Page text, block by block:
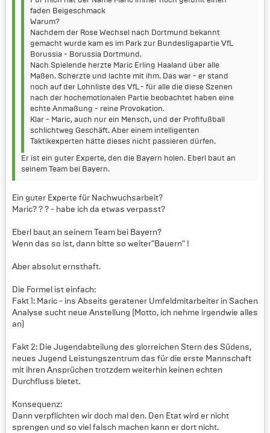
faden Beigeschmack
Warum?
Nachdem der Rose Wechsel nach Dortmund bekannt
gemacht wurde kam es im Park zur Bundesligapartie VfL
Borussia - Borussia Dortmund.
Nach Spielende herzte Maric Erling Haaland über alle
Maßen. Scherzte und lachte mit ihm. Das war - er stand
noch auf der Lohnliste des VfL - für alle die diese Szenen
nach der hochemotionalen Partie beobachtet haben eine
echte Anmaßung - reine Provokation.
Klar - Maric, auch nur ein Mensch, und der Profifußball
schlichtweg Geschäft. Aber einem intelligenten
Taktikexperten hätte dieses nicht passieren dürfen.
Er ist ein guter Experte, den die Bayern holen. Eberl baut an
seinem Team bei Bayern.
Ein guter Experte für Nachwuchsarbeit?
Maric? ? ? - habe ich da etwas verpasst?
Eberl baut an seinem Team bei Bayern?
Wenn das so ist, dann bitte so weiter"Bauern" !
Aber absolut ernsthaft.
Die Formel ist einfach:
Fakt 1: Maric - ins Abseits geratener Umfeldmitarbeiter in Sachen
Analyse sucht neue Anstellung (Motto, ich nehme irgendwie alles
an)
Fakt 2: Die Jugendabteilung des glorreichen Stern des Südens,
neues Jugend Leistungszentrum das für die erste Mannschaft
mit ihren Ansprüchen trotzdem weiterhin keinen echten
Durchfluss bietet.
Konsequenz:
Dann verpflichten wir doch mal den. Den Etat wird er nicht
sprengen und so viel falsch machen kann er dort nicht.